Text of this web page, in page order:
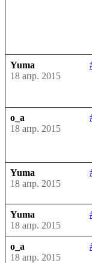
Yuma
18 апр. 2015
o_a
18 апр. 2015
Yuma
18 апр. 2015
Yuma
18 апр. 2015
o_a
18 апр. 2015